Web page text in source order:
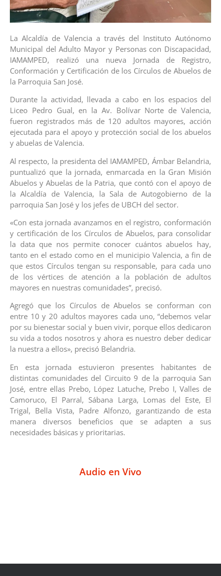
La Alcaldía de Valencia a través del Instituto Autónomo
Municipal del Adulto Mayor y Personas con Discapacidad,
IAMAMPED, realizó una nueva Jornada de Registro,
Conformación y Certificación de los Círculos de Abuelos de
la Parroquia San José.
Durante la actividad, llevada a cabo en los espacios del
Liceo Pedro Gual, en la Av. Bolívar Norte de Valencia,
fueron registrados más de 120 adultos mayores, acción
ejecutada para el apoyo y protección social de los abuelos
y abuelas de Valencia.
Al respecto, la presidenta del IAMAMPED, Ámbar Belandria,
puntualizó que la jornada, enmarcada en la Gran Misión
Abuelos y Abuelas de la Patria, que contó con el apoyo de
la Alcaldía de Valencia, la Sala de Autogobierno de la
parroquia San José y los jefes de UBCH del sector.
«Con esta jornada avanzamos en el registro, conformación
y certificación de los Círculos de Abuelos, para consolidar
la data que nos permite conocer cuántos abuelos hay,
tanto en el estado como en el municipio Valencia, a fin de
que estos Círculos tengan su responsable, para cada uno
de los vértices de atención a la población de adultos
mayores en nuestras comunidades”, precisó.
Agregó que los Círculos de Abuelos se conforman con
entre 10 y 20 adultos mayores cada uno, “debemos velar
por su bienestar social y buen vivir, porque ellos dedicaron
su vida a todos nosotros y ahora es nuestro deber dedicar
la nuestra a ellos», precisó Belandria.
En esta jornada estuvieron presentes habitantes de
distintas comunidades del Circuito 9 de la parroquia San
José, entre ellas Prebo, López Latuche, Prebo I, Valles de
Camoruco, El Parral, Sábana Larga, Lomas del Este, El
Trigal, Bella Vista, Padre Alfonzo, garantizando de esta
manera diversos beneficios que se adapten a sus
necesidades básicas y prioritarias.
Audio en Vivo